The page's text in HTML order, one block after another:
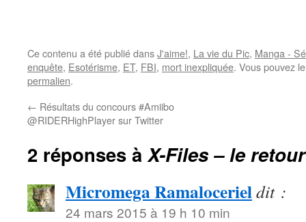
Ce contenu a été publié dansJ'aime!, La vie du Pic, Manga -
enquête, Esotérisme, ET, FBI, mort inexpliquée. Vous pouvez
permalien.
← Résultats du concours #Amiibo
@RIDERHighPlayer sur Twitter
2 réponses àX-Files – le
Micromega Ramalocerieldit :
24 mars 2015 à 19 h 10 min